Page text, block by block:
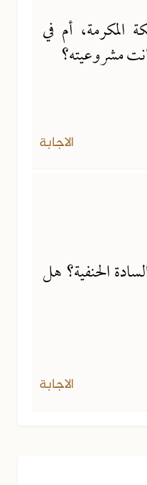
أم في
مشروعيته؟
الاجابة
الحنفية؟ هل
الاجابة